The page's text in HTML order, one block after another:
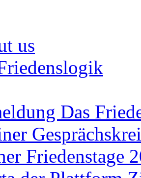
us
Das
Friedenstage